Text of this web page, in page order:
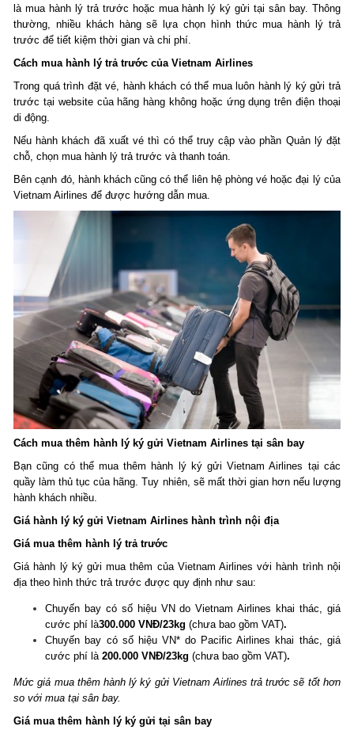
là mua hành lý trả trước hoặc mua hành lý ký gửi tại sân bay. Thông
thường, nhiều khách hàng sẽ lựa chọn hình thức mua hành lý trả
trước để tiết kiệm thời gian và chi phí.
Cách mua hành lý trả trước của Vietnam Airlines
Trong quá trình đặt vé, hành khách có thể mua luôn hành lý ký gửi trả
trước tại website của hãng hàng không hoặc ứng dụng trên điện thoại
di động.
Nếu hành khách đã xuất vé thì có thể truy cập vào phần Quản lý đặt
chỗ, chọn mua hành lý trả trước và thanh toán.
Bên cạnh đó, hành khách cũng có thể liên hệ phòng vé hoặc đại lý của
Vietnam Airlines để được hướng dẫn mua.
Cách mua thêm hành lý ký gửi Vietnam Airlines tại sân bay
Bạn cũng có thể mua thêm hành lý ký gửi Vietnam Airlines tại các
quầy làm thủ tục của hãng. Tuy nhiên, sẽ mất thời gian hơn nếu lượng
hành khách nhiều.
Giá hành lý ký gửi Vietnam Airlines hành trình nội địa
Giá mua thêm hành lý trả trước
Giá hành lý ký gửi mua thêm của Vietnam Airlines với hành trình nội
địa theo hình thức trả trước được quy định như sau:
Chuyến bay có số hiệu VN do Vietnam Airlines khai thác, giá
cước phí là300.000 VNĐ/23kg (chưa bao gồm VAT).
Chuyến bay có số hiệu VN* do Pacific Airlines khai thác, giá
cước phí là200.000 VNĐ/23kg(chưa bao gồm VAT).
Mức giá mua thêm hành lý ký gửi Vietnam Airlines trả trước sẽ tốt hơn
so với mua tại sân bay.
Giá mua thêm hành lý ký gửi tại sân bay